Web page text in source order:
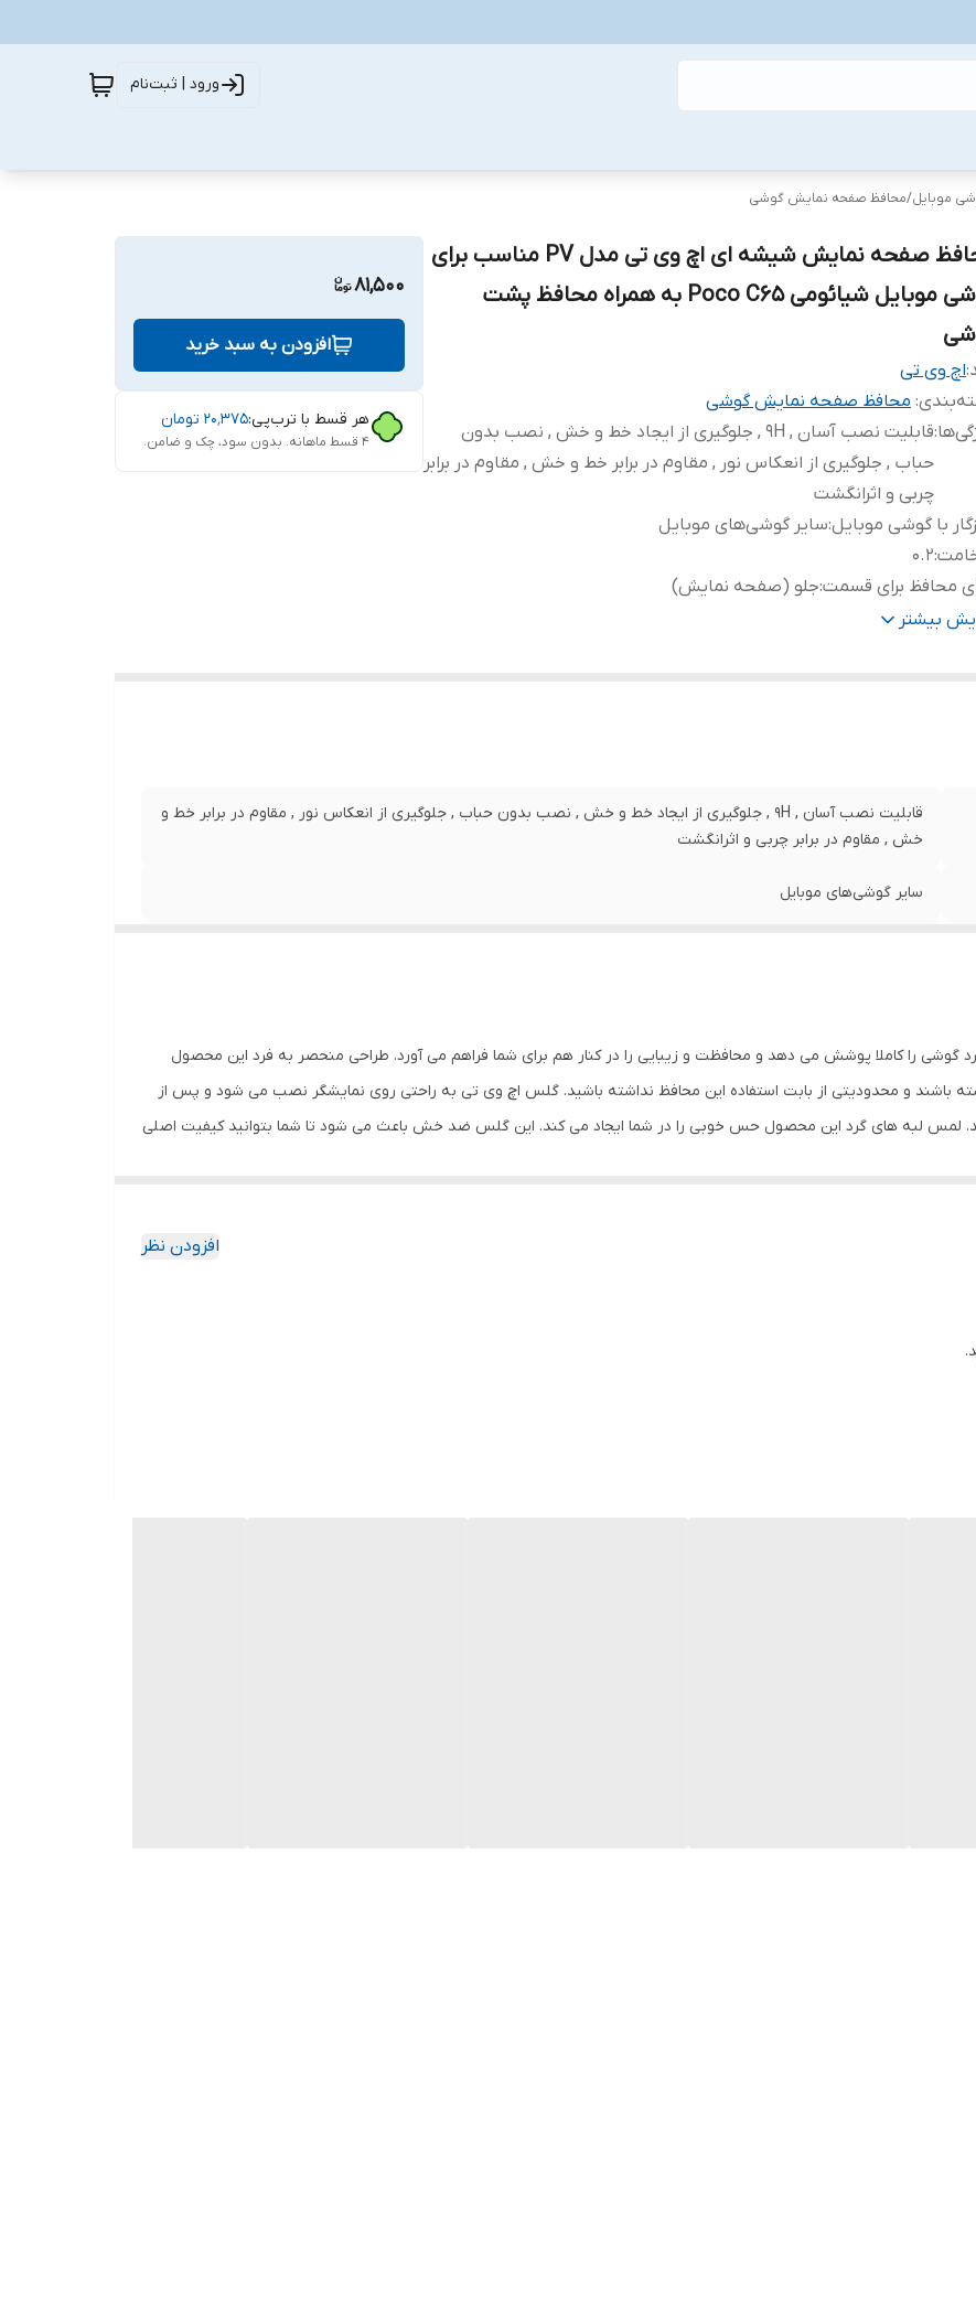
ورود | ثبت‌نام
موبایل/محافظ صفحه نمایش گوشی
محافظ صفحه نمایش شیشه ای اچ وی تی مدل PV مناسب برای
گوشی موبایل شیائومی Poco C65 به همراه محافظ پشت
اچ وی تی
: محافظ صفحه نمایش گوشی
:
قابلیت نصب آسان , 9H , جلوگیری از ایجاد خط و خش , نصب بدون
حباب , جلوگیری از انعکاس نور , مقاوم در برابر خط و خش , مقاوم در برابر
چربی و اثرانگشت
با گوشی موبایل:سایر گوشی‌های موبایل
:
0.2
محافظ برای قسمت:جلو (صفحه نمایش)
:مشکی
بیشتر
81,500
افزودن به سبد خرید
هر قسط با ترب‌پی:۲۰٬۳۷۵ تومان
۴ قسط ماهانه. بدون سود، چک و ضامن.
قابلیت نصب آسان , 9H , جلوگیری از ایجاد خط و خش , نصب بدون حباب , جلوگیری از انعکاس نور , مقاوم در برابر خط و
خش , مقاوم در برابر چربی و اثرانگشت
سایر گوشی‌های موبایل
مشکی
را کاملا پوشش می دهد و محافظت و زیبایی را در کنار هم برای شما فراهم می آورد. طراحی منحصر به فرد این محصول
باشند و محدودیتی از بابت استفاده این محافظ نداشته باشید. گلس اچ وی تی به راحتی روی نمایشگر نصب می شود و پس از
لمس لبه های گرد این محصول حس خوبی را در شما ایجاد می کند. این گلس ضد خش باعث می شود تا شما بتوانید کیفیت اصلی
افزودن نظر